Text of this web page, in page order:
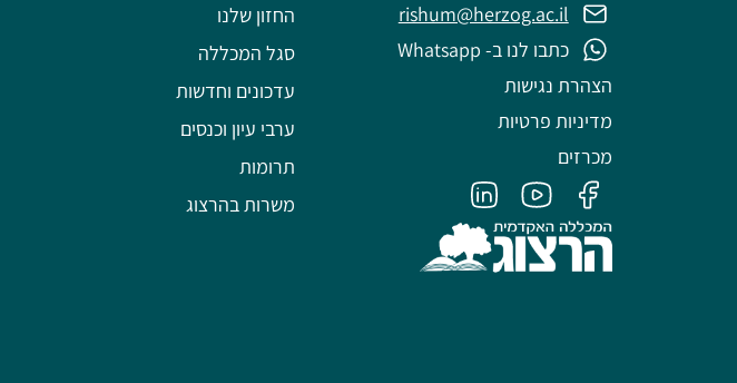
rishum@herzog.ac.il
כתבו לנו ב- Whatsapp
הצהרת נגישות
מדיניות פרטיות
מכרזים
החזון שלנו
סגל המכללה
עדכונים וחדשות
ערבי עיון וכנסים
תרומות
משרות בהרצוג